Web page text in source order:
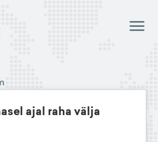
ajal raha välja